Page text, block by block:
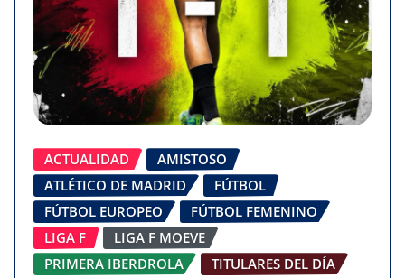
ACTUALIDAD
AMISTOSO
ATLÉTICO DE MADRID
FÚTBOL
FÚTBOL EUROPEO
FÚTBOL FEMENINO
LIGA F
LIGA F MOEVE
PRIMERA IBERDROLA
TITULARES DEL DÍA